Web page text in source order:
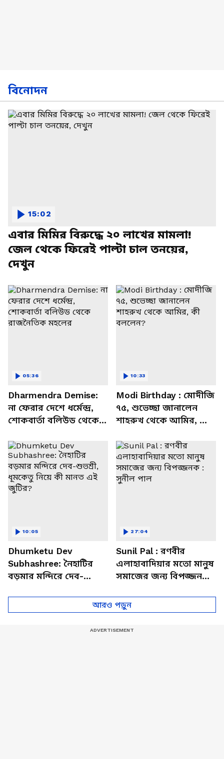
বিনোদন
এবার মিমির বিরুদ্ধে ২০ লাখের মামলা!
জেল থেকে ফিরেই পাল্টা চাল তনয়ের,
দেখুন
15:02
Dharmendra Demise:
না ফেরার দেশে ধর্মেন্দ্র,
শোকবার্তা বলিউড থেকে
05:36
Modi Birthday : মোদীজি
৭৫, শুভেচ্ছা জানালেন
শাহরুখ থেকে আমির, কী
10:33
Dhumketu Dev
Subhashree: নৈহাটির
বড়মার মন্দিরে দেব-
10:05
Sunil Pal : রণবীর
এলাহাবাদিয়ার মতো মানুষ
সমাজের জন্য বিপজ্জনক :
27:04
আরও পড়ুন